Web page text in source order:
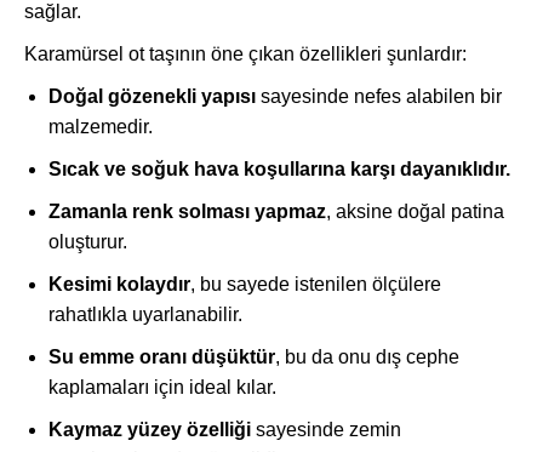
sağlar.
Karamürsel ot taşının öne çıkan özellikleri şunlardır:
Doğal gözenekli yapısı sayesinde nefes alabilen bir
malzemedir.
Sıcak ve soğuk hava koşullarına karşı dayanıklıdır.
Zamanla renk solması yapmaz, aksine doğal patina
oluşturur.
Kesimi kolaydır, bu sayede istenilen ölçülere
rahatlıkla uyarlanabilir.
Su emme oranı düşüktür, bu da onu dış cephe
kaplamaları için ideal kılar.
Kaymaz yüzey özelliği sayesinde zemin